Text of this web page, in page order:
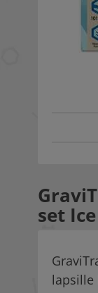
set Ice
lapsille